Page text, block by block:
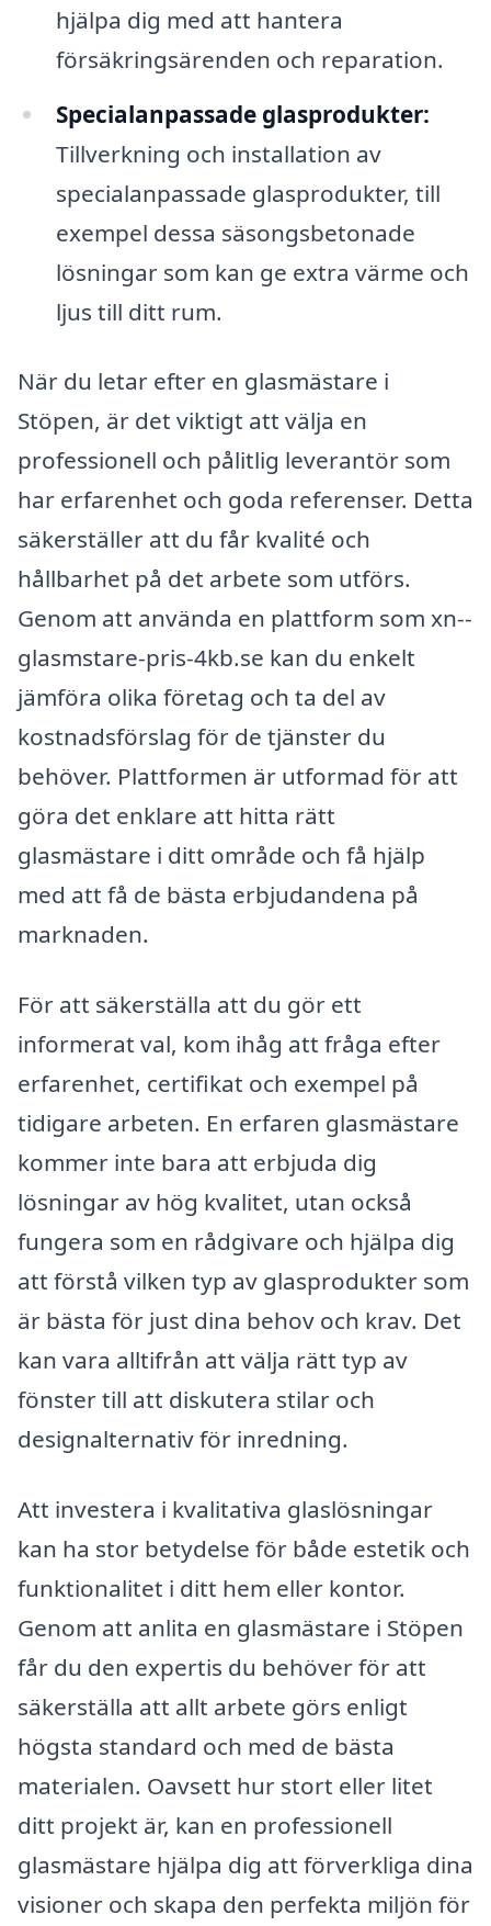
hjälpa dig med att hantera
försäkringsärenden och reparation.
Specialanpassade glasprodukter:
Tillverkning och installation av
specialanpassade glasprodukter, till
exempel dessa säsongsbetonade
lösningar som kan ge extra värme och
ljus till ditt rum.
När du letar efter en glasmästare i
Stöpen, är det viktigt att välja en
professionell och pålitlig leverantör som
har erfarenhet och goda referenser. Detta
säkerställer att du får kvalité och
hållbarhet på det arbete som utförs.
Genom att använda en plattform som xn--
glasmstare-pris-4kb.se kan du enkelt
jämföra olika företag och ta del av
kostnadsförslag för de tjänster du
behöver. Plattformen är utformad för att
göra det enklare att hitta rätt
glasmästare i ditt område och få hjälp
med att få de bästa erbjudandena på
marknaden.
För att säkerställa att du gör ett
informerat val, kom ihåg att fråga efter
erfarenhet, certifikat och exempel på
tidigare arbeten. En erfaren glasmästare
kommer inte bara att erbjuda dig
lösningar av hög kvalitet, utan också
fungera som en rådgivare och hjälpa dig
att förstå vilken typ av glasprodukter som
är bästa för just dina behov och krav. Det
kan vara alltifrån att välja rätt typ av
fönster till att diskutera stilar och
designalternativ för inredning.
Att investera i kvalitativa glaslösningar
kan ha stor betydelse för både estetik och
funktionalitet i ditt hem eller kontor.
Genom att anlita en glasmästare i Stöpen
får du den expertis du behöver för att
säkerställa att allt arbete görs enligt
högsta standard och med de bästa
materialen. Oavsett hur stort eller litet
ditt projekt är, kan en professionell
glasmästare hjälpa dig att förverkliga dina
visioner och skapa den perfekta miljön för